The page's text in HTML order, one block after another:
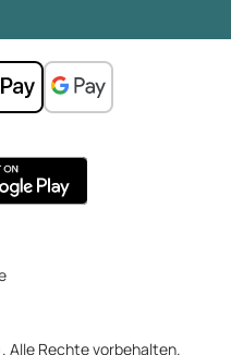
Alle Rechte vorbehalten.